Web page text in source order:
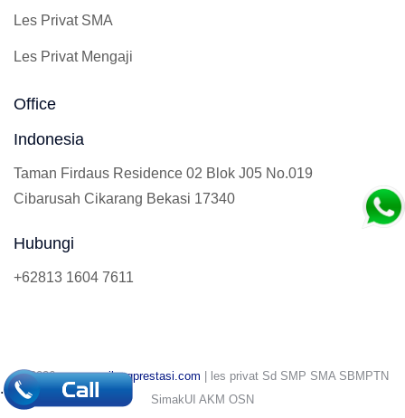
Les Privat SMA
Les Privat Mengaji
Office
Indonesia
Taman Firdaus Residence 02 Blok J05 No.019
Cibarusah Cikarang Bekasi 17340
Hubungi
+62813 1604 7611
© 2026www.gemilangprestasi.com | les privat Sd SMP SMA SBMPTN
SimakUI AKM OSN
.